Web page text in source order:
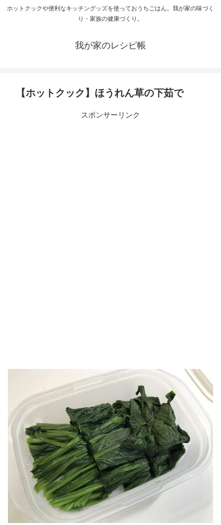
ホットクックや便利なキッチングッズを使っておうちごはん。我が家の味づく
り・家族の健康づくり。
我が家のレシピ帳
【ホットクック】ほうれん草の下茹で
スポンサーリンク